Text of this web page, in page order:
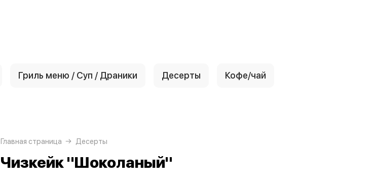
Гриль меню / Суп / Драники Десерты Кофе/чай
Главная страница Десерты
Чизкейк "Шоколаный"